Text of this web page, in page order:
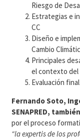
Riesgo de
Estrategias e
CC
Diseño e
Cambio
Principales
el contexto del
Evaluación
Fernando Soto,
SENAPRED, también
por el proceso
“la expertis de los